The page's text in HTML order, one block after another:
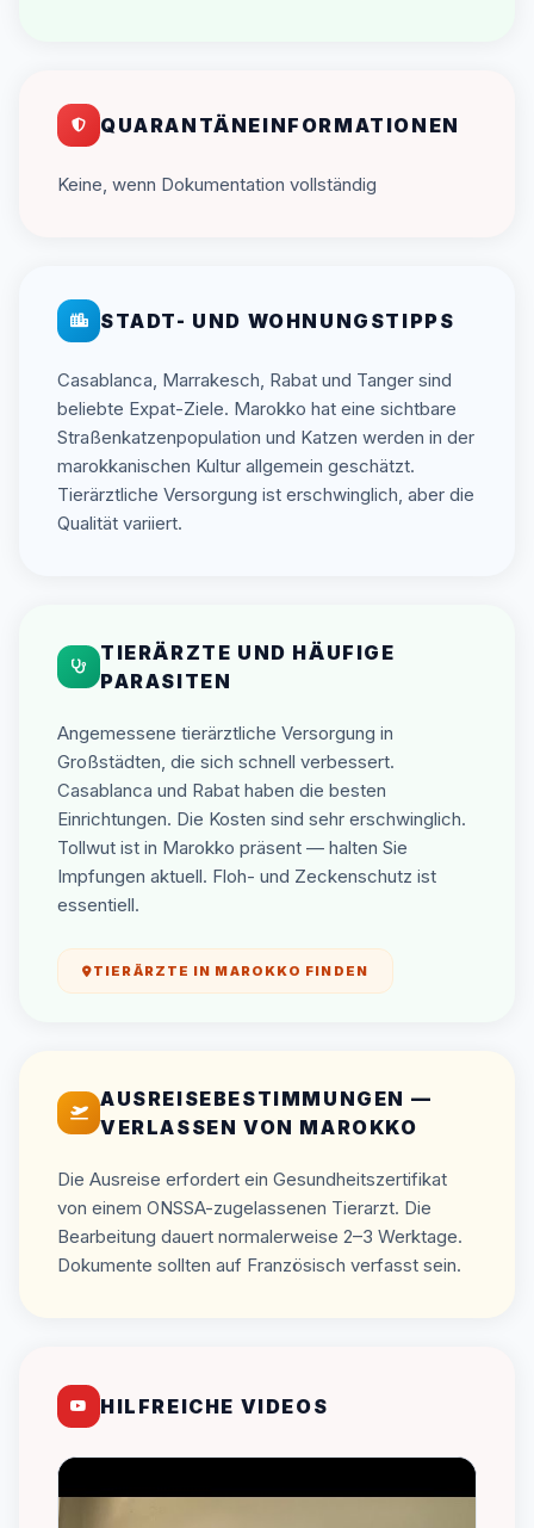
QUARANTÄNEINFORMATIONEN
Keine, wenn Dokumentation vollständig
STADT- UND WOHNUNGSTIPPS
Casablanca, Marrakesch, Rabat und Tanger sind
beliebte Expat-Ziele. Marokko hat eine sichtbare
Straßenkatzenpopulation und Katzen werden in der
marokkanischen Kultur allgemein geschätzt.
Tierärztliche Versorgung ist erschwinglich, aber die
Qualität variiert.
TIERÄRZTE UND HÄUFIGE
PARASITEN
Angemessene tierärztliche Versorgung in
Großstädten, die sich schnell verbessert.
Casablanca und Rabat haben die besten
Einrichtungen. Die Kosten sind sehr erschwinglich.
Tollwut ist in Marokko präsent — halten Sie
Impfungen aktuell. Floh- und Zeckenschutz ist
essentiell.
TIERÄRZTE IN MAROKKO FINDEN
AUSREISEBESTIMMUNGEN —
VERLASSEN VON MAROKKO
Die Ausreise erfordert ein Gesundheitszertifikat
von einem ONSSA-zugelassenen Tierarzt. Die
Bearbeitung dauert normalerweise 2–3 Werktage.
Dokumente sollten auf Französisch verfasst sein.
HILFREICHE VIDEOS